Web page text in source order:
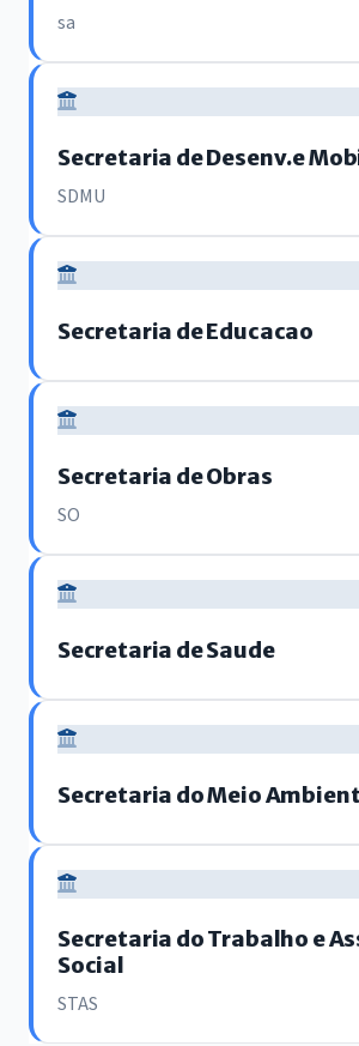
sa
Secretaria de Desenv.e
SDMU
Secretaria de Educacao
Secretaria de Obras
SO
Secretaria de Saude
Secretaria do Meio
Secretaria do Trabalho e
Social
STAS